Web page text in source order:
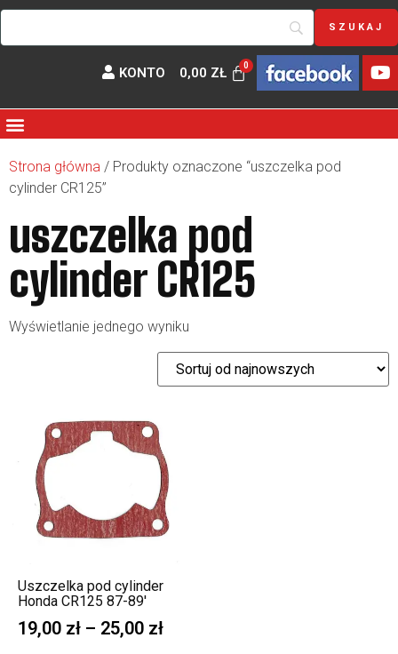
KONTO 0,00 ZŁ
Strona główna / Produkty oznaczone “uszczelka pod
cylinder CR125”
uszczelka pod
cylinder CR125
Wyświetlanie jednego wyniku
Uszczelka pod cylinder
Honda CR125 87-89′
19,00 zł – 25,00 zł